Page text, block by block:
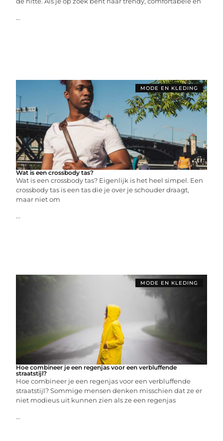
...
MODE EN KLEDING
Wat is een crossbody tas?
Wat is een crossbody tas? Eigenlijk is het heel simpel. Een
crossbody tas is een tas die je over je schouder draagt,
maar niet om
...
MODE EN KLEDING
Hoe combineer je een regenjas voor een verbluffende
straatstijl?
Hoe combineer je een regenjas voor een verbluffende
straatstijl? Sommige mensen denken misschien dat ze er
niet modieus uit kunnen zien als ze een regenjas
...